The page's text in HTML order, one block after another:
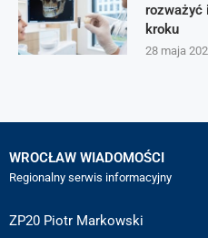
rozważyć
kroku
28 maja
WROCŁAW WIADOMOŚCI
Regionalny serwis informacyjny
ZP20 Piotr Markowski